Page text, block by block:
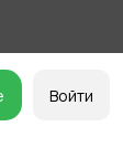
Войти